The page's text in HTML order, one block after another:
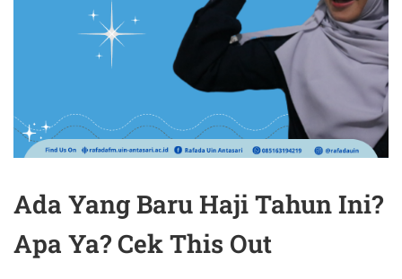
Ada Yang Baru Haji Tahun Ini?
Apa Ya? Cek This Out